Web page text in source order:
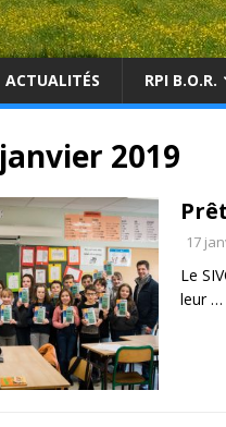
ACTUALITÉS RPI B.O.R.
janvier 2019
17
Le
leur …